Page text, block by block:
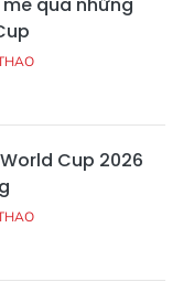
qua những
Cup 2026